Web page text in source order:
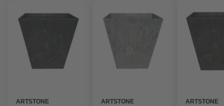
ARTSTONE
ARTSTONE
ARTSTONE